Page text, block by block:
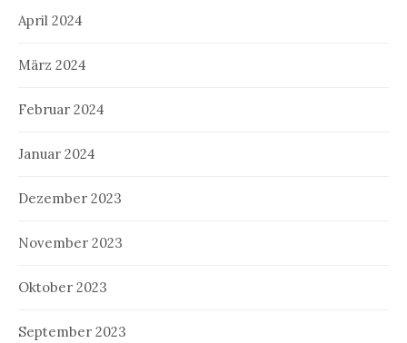
April 2024
März 2024
Februar 2024
Januar 2024
Dezember 2023
November 2023
Oktober 2023
September 2023